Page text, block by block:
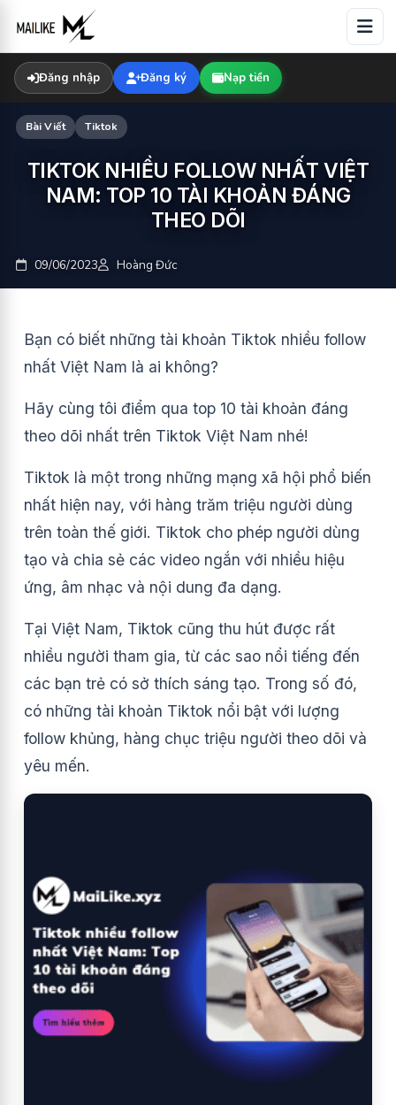
content
Đăng nhập Đăng ký Nạp tiền
Bài Viết Tiktok
TIKTOK NHIỀU FOLLOW NHẤT VIỆT
NAM: TOP 10 TÀI KHOẢN ĐÁNG
THEO DÕI
09/06/2023 Hoàng Đức
Bạn có biết những tài khoản Tiktok nhiều follow
nhất Việt Nam là ai không?
Hãy cùng tôi điểm qua top 10 tài khoản đáng
theo dõi nhất trên Tiktok Việt Nam nhé!
Tiktok là một trong những mạng xã hội phổ biến
nhất hiện nay, với hàng trăm triệu người dùng
trên toàn thế giới. Tiktok cho phép người dùng
tạo và chia sẻ các video ngắn với nhiều hiệu
ứng, âm nhạc và nội dung đa dạng.
Tại Việt Nam, Tiktok cũng thu hút được rất
nhiều người tham gia, từ các sao nổi tiếng đến
các bạn trẻ có sở thích sáng tạo. Trong số đó,
có những tài khoản Tiktok nổi bật với lượng
follow khủng, hàng chục triệu người theo dõi và
yêu mến.